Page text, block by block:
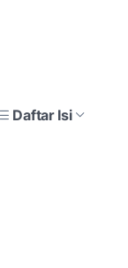
Daftar Isi